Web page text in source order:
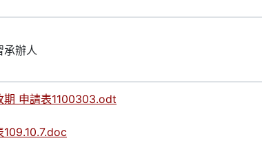
承辦人
期 申請表1100303.odt
109.10.7.doc